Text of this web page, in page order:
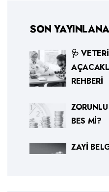
SON
🩺
REHBERI
BES MI?
ZAYI